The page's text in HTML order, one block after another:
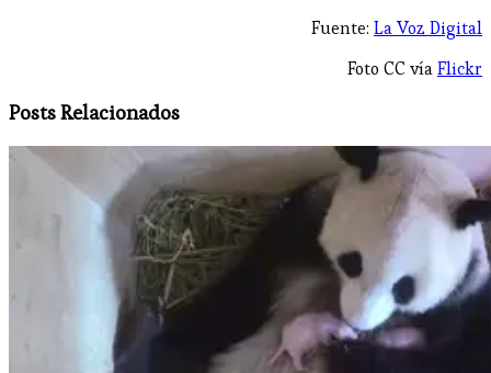
Fuente: La Voz Digital
Foto CC víaFlickr
Posts Relacionados